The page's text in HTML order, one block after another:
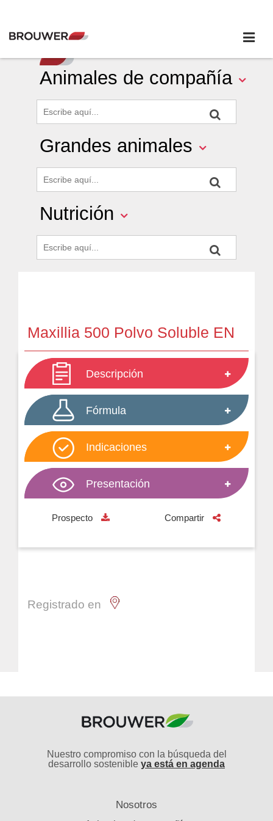
Animales de compañía
Grandes animales
Nutrición
Maxillia 500 Polvo Soluble EN
Descripción
Fórmula
Indicaciones
Presentación
Prospecto Compartir
Registrado en
Nuestro compromiso con la búsqueda del
desarrollo sostenible ya está en agenda
Nosotros